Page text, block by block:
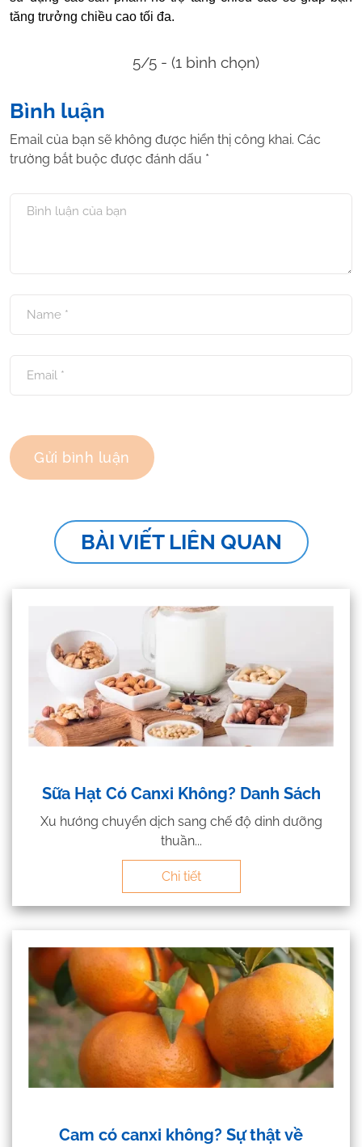
tăng trưởng chiều cao tối đa.
5/5 - (1 bình chọn)
Bình luận
Email của bạn sẽ không được hiển thị công khai. Các
trường bắt buộc được đánh dấu *
BÀI VIẾT LIÊN QUAN
Sữa Hạt Có Canxi Không? Danh Sách
Xu hướng chuyển dịch sang chế độ dinh dưỡng
thuần...
Chi tiết
Cam có canxi không? Sự thật về